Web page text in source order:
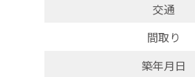
交通
間取り
築年月日